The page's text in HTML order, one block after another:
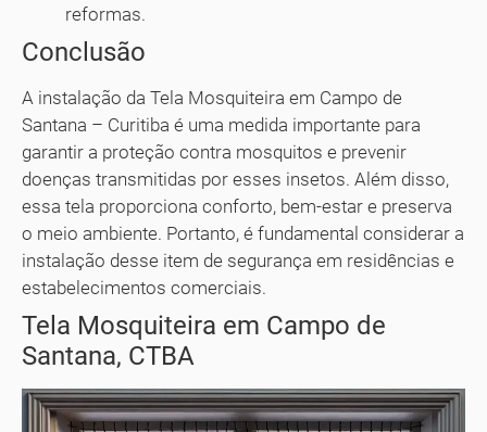
reformas.
Conclusão
A instalação da Tela Mosquiteira em Campo de
Santana – Curitiba é uma medida importante para
garantir a proteção contra mosquitos e prevenir
doenças transmitidas por esses insetos. Além disso,
essa tela proporciona conforto, bem-estar e preserva
o meio ambiente. Portanto, é fundamental considerar a
instalação desse item de segurança em residências e
estabelecimentos comerciais.
Tela Mosquiteira em Campo de
Santana, CTBA